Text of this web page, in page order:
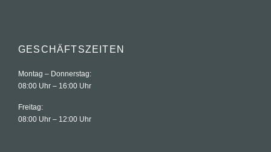
GESCHÄFTSZEITEN
Montag – Donnerstag:
08:00 Uhr – 16:00 Uhr
Freitag:
08:00 Uhr – 12:00 Uhr